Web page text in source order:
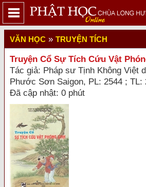
VĂN HỌC » TRUYỆN TÍCH
Truyện Cổ Sự Tích Cứu Vật
Tác giả: Pháp sư Tịnh Không Việt
Phước Sơn Saigon, PL: 2544 ; TL:
Đã cập nhật: 0 phút